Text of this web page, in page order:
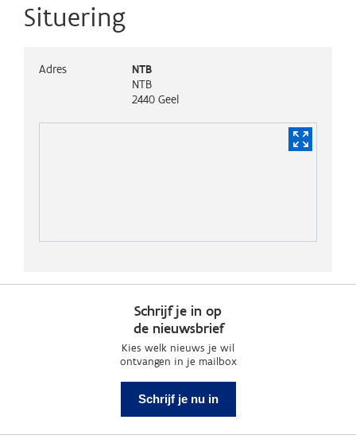
Situering
Adres
NTB
NTB
2440 Geel
Schrijf je in op
de nieuwsbrief
Kies welk nieuws je wil
ontvangen in je mailbox
Schrijf je nu in